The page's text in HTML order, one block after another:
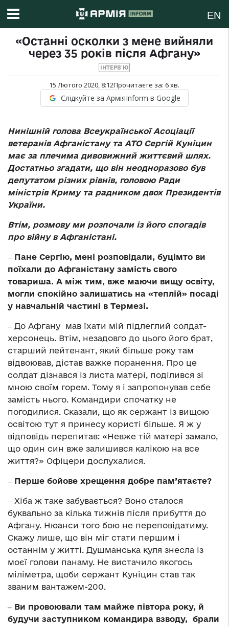
EN
«Останні осколки з мене вийняли
через 35 років після Афгану»
ІНТЕРВ`Ю
15 Лютого 2020, 8:12Прочитаєте за: 6хв.
Слідкуйте за АрміяInform в Google
Нинішній голова Всеукраїнської Асоціації
ветеранів Афганістану та АТО Сергій Куніцин
має за плечима дивовижний життєвий шлях.
Достатньо згадати, що він неодноразово був
депутатом різних рівнів, головою Ради
міністрів Криму та радником двох Президентів
України.
Втім, розмову ми розпочали із його спогадів
про війну в Афганістані.
‒ Пане Сергію, мені розповідали, буцімто ви
поїхали до Афганістану замість свого
товариша. А між тим, вже маючи вищу освіту,
могли спокійно залишатись на «теплій» посаді
у навчальній частині в Термезі.
‒ До Афгану мав їхати мій підлеглий солдат-
херсонець. Втім, незадовго до цього його брат,
старший лейтенант, який більше року там
відвоював, дістав важке поранення. Про це
солдат дізнався із листа матері, поділився зі
мною своїм горем. Тому я і запропонував себе
замість нього. Командири спочатку не
погодилися. Сказали, що як сержант із вищою
освітою тут я принесу користі більше. Я ж у
відповідь перепитав: «Невже тій матері замало,
що один син вже залишився калікою на все
життя?» Офіцери дослухалися.
‒ Перше бойове хрещення добре пам’ятаєте?
‒ Хіба ж таке забувається? Воно сталося
буквально за кілька тижнів після прибуття до
Афгану. Нюанси того бою не переповідатиму.
Скажу лише, що він міг стати першим і
останнім у житті. Душманська куля знесла із
моєї голови панаму. Не вистачило якогось
міліметра, щоби сержант Куніцин став так
званим вантажем-200.
‒ Ви провоювали там майже півтора року, й
будучи заступником командира взводу, брали